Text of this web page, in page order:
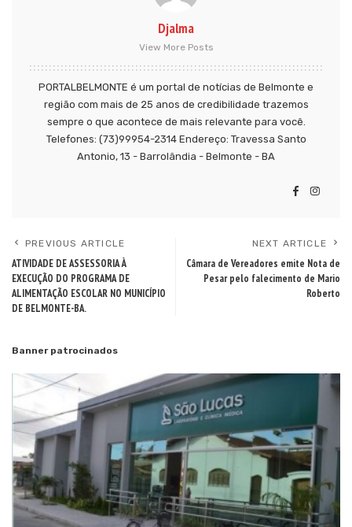
Djalma
View More Posts
PORTALBELMONTE é um portal de notícias de Belmonte e
região com mais de 25 anos de credibilidade trazemos
sempre o que acontece de mais relevante para você.
Telefones: (73)99954-2314 Endereço: Travessa Santo
Antonio, 13 - Barrolândia - Belmonte - BA
PREVIOUS ARTICLE
ATIVIDADE DE ASSESSORIA À
EXECUÇÃO DO PROGRAMA DE
ALIMENTAÇÃO ESCOLAR NO MUNICÍPIO
DE BELMONTE-BA.
NEXT ARTICLE
Câmara de Vereadores emite Nota de
Pesar pelo falecimento de Mario
Roberto
Banner patrocinados